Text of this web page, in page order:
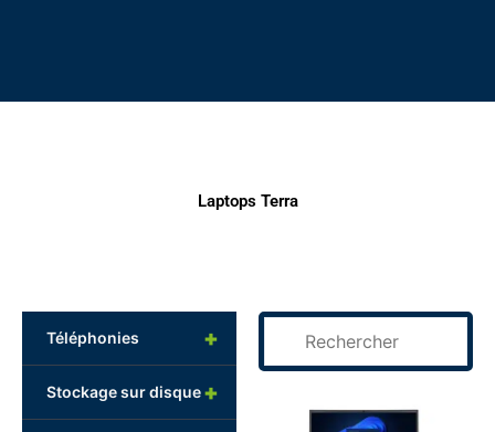
Laptops Terra
+
Téléphonies
+
Stockage sur disque